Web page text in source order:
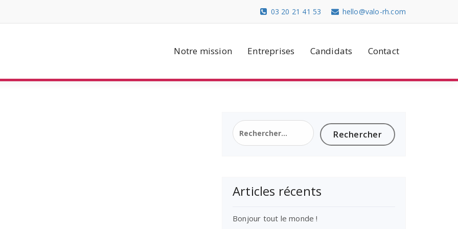
hello@valo-rh.com
03 20 21 41 53
Notre mission Entreprises Candidats Contact
Rechercher :
Articles récents
Bonjour tout le monde !